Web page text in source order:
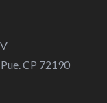
CP 72190